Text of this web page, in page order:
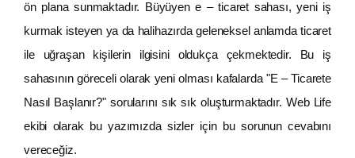
ön plana sunmaktadır. Büyüyen e – ticaret sahası, yeni iş
kurmak isteyen ya da halihazırda geleneksel anlamda ticaret
ile uğraşan kişilerin ilgisini oldukça çekmektedir. Bu iş
sahasının göreceli olarak yeni olması kafalarda "E – Ticarete
Nasıl Başlanır?" sorularını sık sık oluşturmaktadır. Web Life
ekibi olarak bu yazımızda sizler için bu sorunun cevabını
vereceğiz.